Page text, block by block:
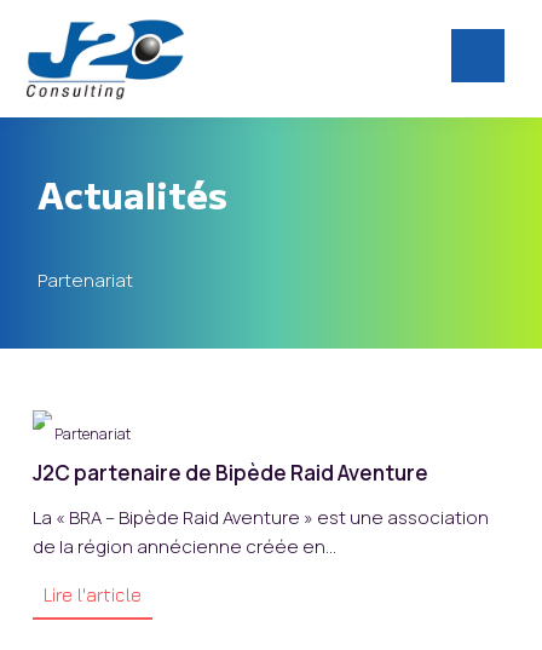
Actualités
Partenariat
Partenariat
J2C partenaire de Bipède Raid Aventure
La « BRA – Bipède Raid Aventure » est une association
de la région annécienne créée en...
Lire l'article